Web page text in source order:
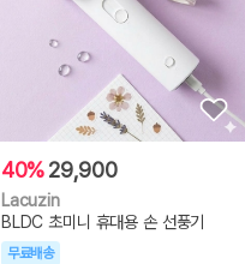
40%29,900
Lacuzin
BLDC 초미니 휴대용 손 선풍기
무료배송